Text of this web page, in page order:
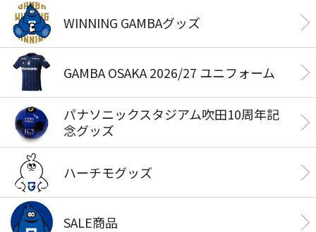
WINNING GAMBAグッズ
GAMBA OSAKA 2026/27 ユニフォーム
パナソニックスタジアム吹田10周年記
念グッズ
ハーチモグッズ
SALE商品